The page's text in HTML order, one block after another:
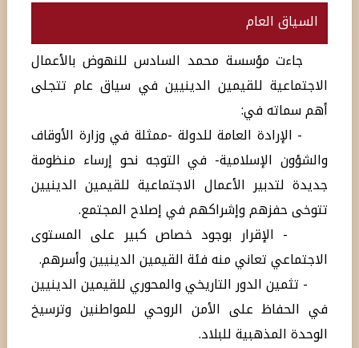
السياق العام
جاءت مؤسسة محمد السادس للنهوض بالأعمال
الاجتماعية للقيمين الدينيين في سياق عام تتجلى
أهم سماته في:
- الإرادة العامة للدولة -ممثلة في وزارة الأوقاف
والشؤون الإسلامية- في التوجه نحو إرساء منظومة
جديدة لتدبير الأعمال الاجتماعية للقيمين الدينيين
تتوخى حفزهم وإشراكهم في إصلاح المجتمع.
- الإقرار بوجود خصاص كبير على المستوى
الاجتماعي تعاني منه فئة القيمين الدينيين وأسرهم.
- تثمين الدور التاريخي والمحوري للقيمين الدينيين
في الحفاظ على الأمن الروحي للمواطنين وترسيخ
الوحدة المذهبية للبلاد.